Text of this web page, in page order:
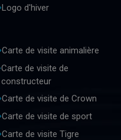
Logo d'hiver
Carte de visite animalière
Carte de visite de
constructeur
Carte de visite de Crown
Carte de visite de sport
Carte de visite Tigre